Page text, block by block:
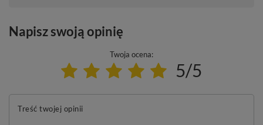
Napisz swoją opinię
Twoja ocena:
5/5
Treść twojej opinii